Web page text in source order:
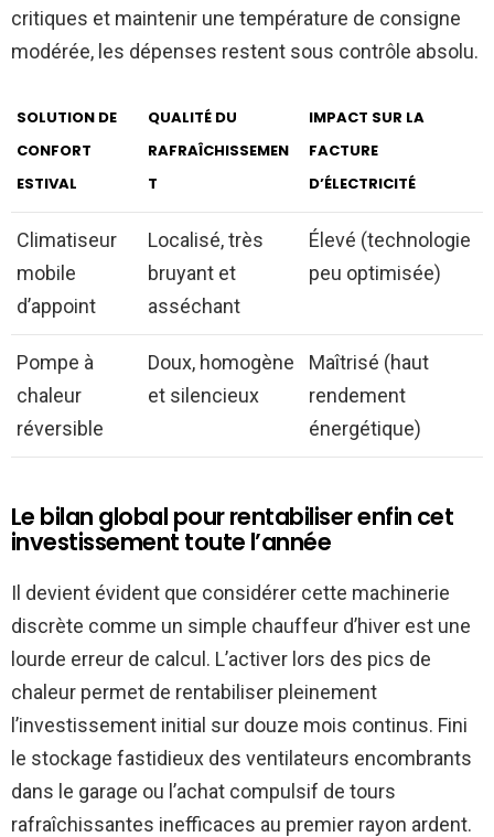
critiques et maintenir une température de consigne
modérée, les dépenses restent sous contrôle absolu.
SOLUTION DE
CONFORT
ESTIVAL
QUALITÉ DU
RAFRAÎCHISSEMEN
T
IMPACT SUR LA
FACTURE
D’ÉLECTRICITÉ
Climatiseur
mobile
d’appoint
Localisé, très
bruyant et
asséchant
Élevé (technologie
peu optimisée)
Pompe à
chaleur
réversible
Doux, homogène
et silencieux
Maîtrisé (haut
rendement
énergétique)
Le bilan global pour rentabiliser enfin cet
investissement toute l’année
Il devient évident que considérer cette machinerie
discrète comme un simple chauffeur d’hiver est une
lourde erreur de calcul. L’activer lors des pics de
chaleur permet de rentabiliser pleinement
l’investissement initial sur douze mois continus. Fini
le stockage fastidieux des ventilateurs encombrants
dans le garage ou l’achat compulsif de tours
rafraîchissantes inefficaces au premier rayon ardent.